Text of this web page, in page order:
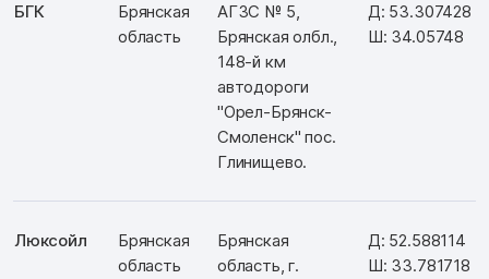
БГК
Брянская
область
АГЗС № 5,
Брянская олбл.,
148-й км
автодороги
"Орел-Брянск-
Смоленск" пос.
Глинищево.
Д: 53.307428
Ш: 34.05748
Люксойл
Брянская
область
Брянская
область, г.
Д: 52.588114
Ш: 33.781718